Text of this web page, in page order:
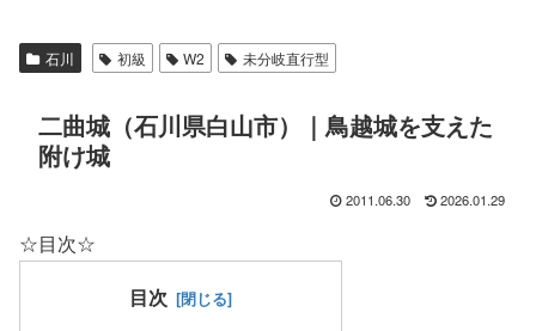
石川 初級 W2 未分岐直行型
二曲城（石川県白山市）｜鳥越城を支えた
附け城
2011.06.30 2026.01.29
☆目次☆
目次